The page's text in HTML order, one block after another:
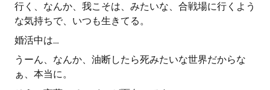
行く、なんか、我こそは、みたいな、合戦場に行くよう
な気持ちで、いつも生きてる。
婚活中は…
うーん、なんか、油断したら死みたいな世界だからな
ぁ、本当に。